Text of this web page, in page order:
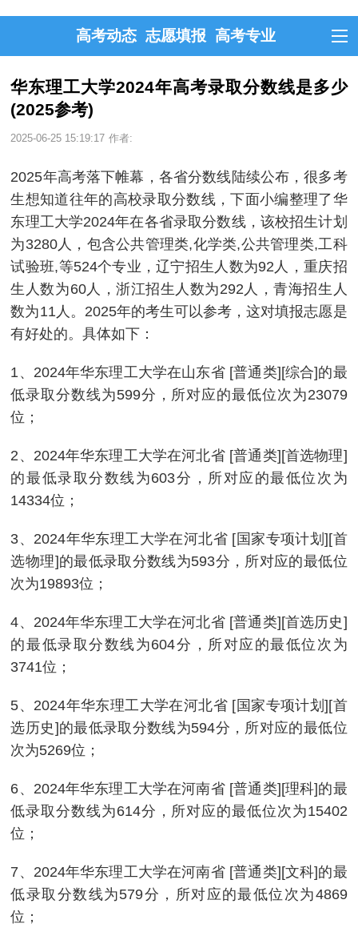
高考动态 志愿填报 高考专业
华东理工大学2024年高考录取分数线是多少
(2025参考)
2025-06-25 15:19:17 作者:
2025年高考落下帷幕，各省分数线陆续公布，很多考
生想知道往年的高校录取分数线，下面小编整理了华
东理工大学2024年在各省录取分数线，该校招生计划
为3280人，包含公共管理类,化学类,公共管理类,工科
试验班,等524个专业，辽宁招生人数为92人，重庆招
生人数为60人，浙江招生人数为292人，青海招生人
数为11人。2025年的考生可以参考，这对填报志愿是
有好处的。具体如下：
1、2024年华东理工大学在山东省 [普通类][综合]的最
低录取分数线为599分，所对应的最低位次为23079
位；
2、2024年华东理工大学在河北省 [普通类][首选物理]
的最低录取分数线为603分，所对应的最低位次为
14334位；
3、2024年华东理工大学在河北省 [国家专项计划][首
选物理]的最低录取分数线为593分，所对应的最低位
次为19893位；
4、2024年华东理工大学在河北省 [普通类][首选历史]
的最低录取分数线为604分，所对应的最低位次为
3741位；
5、2024年华东理工大学在河北省 [国家专项计划][首
选历史]的最低录取分数线为594分，所对应的最低位
次为5269位；
6、2024年华东理工大学在河南省 [普通类][理科]的最
低录取分数线为614分，所对应的最低位次为15402
位；
7、2024年华东理工大学在河南省 [普通类][文科]的最
低录取分数线为579分，所对应的最低位次为4869
位；